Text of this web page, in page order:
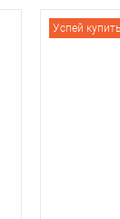
Успей купить